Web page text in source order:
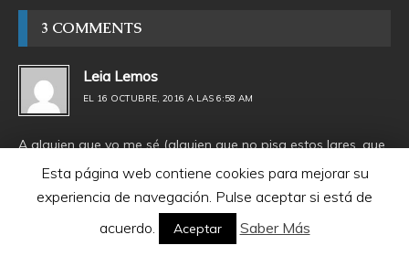
3 COMMENTS
Leia Lemos
EL 16 OCTUBRE, 2016 A LAS 6:58 AM
A alguien que yo me sé (alguien que no pisa estos lares, que
nadie se de por aludido) le va a dar un patatús cuando
escuche que Pedro Tena está casi confirmado como voz de
Vader. A mí me encanta que se respete la asociación. Ya lo
dobla en Rebels y en Battlefront.
Esta página web contiene cookies para mejorar su
experiencia de navegación. Pulse aceptar si está de
acuerdo.
Aceptar Saber Más